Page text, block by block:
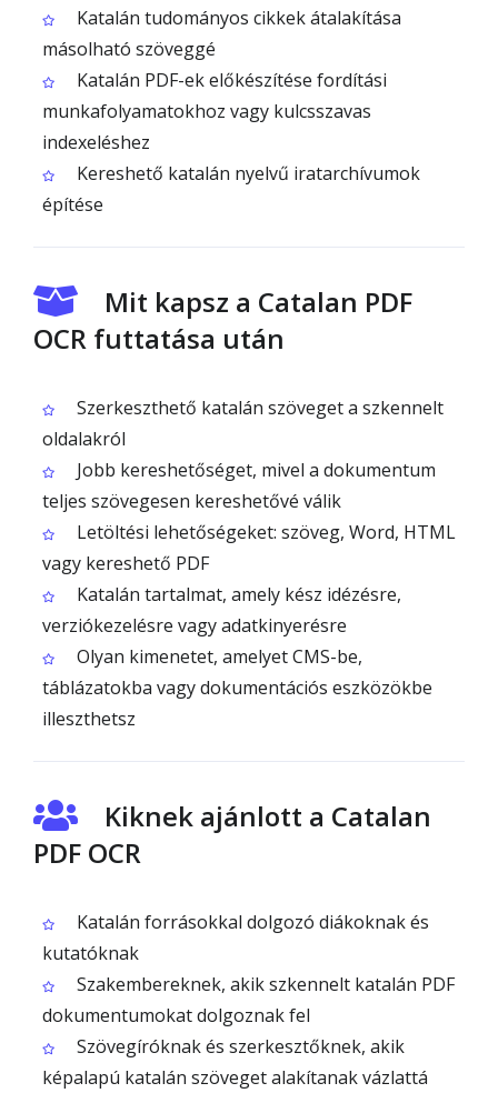
Katalán tudományos cikkek átalakítása
másolható szöveggé
Katalán PDF-ek előkészítése fordítási
munkafolyamatokhoz vagy kulcsszavas
indexeléshez
Kereshető katalán nyelvű iratarchívumok
építése
Mit kapsz a Catalan PDF
OCR futtatása után
Szerkeszthető katalán szöveget a szkennelt
oldalakról
Jobb kereshetőséget, mivel a dokumentum
teljes szövegesen kereshetővé válik
Letöltési lehetőségeket: szöveg, Word, HTML
vagy kereshető PDF
Katalán tartalmat, amely kész idézésre,
verziókezelésre vagy adatkinyerésre
Olyan kimenetet, amelyet CMS-be,
táblázatokba vagy dokumentációs eszközökbe
illeszthetsz
Kiknek ajánlott a Catalan
PDF OCR
Katalán forrásokkal dolgozó diákoknak és
kutatóknak
Szakembereknek, akik szkennelt katalán PDF
dokumentumokat dolgoznak fel
Szövegíróknak és szerkesztőknek, akik
képalapú katalán szöveget alakítanak vázlattá